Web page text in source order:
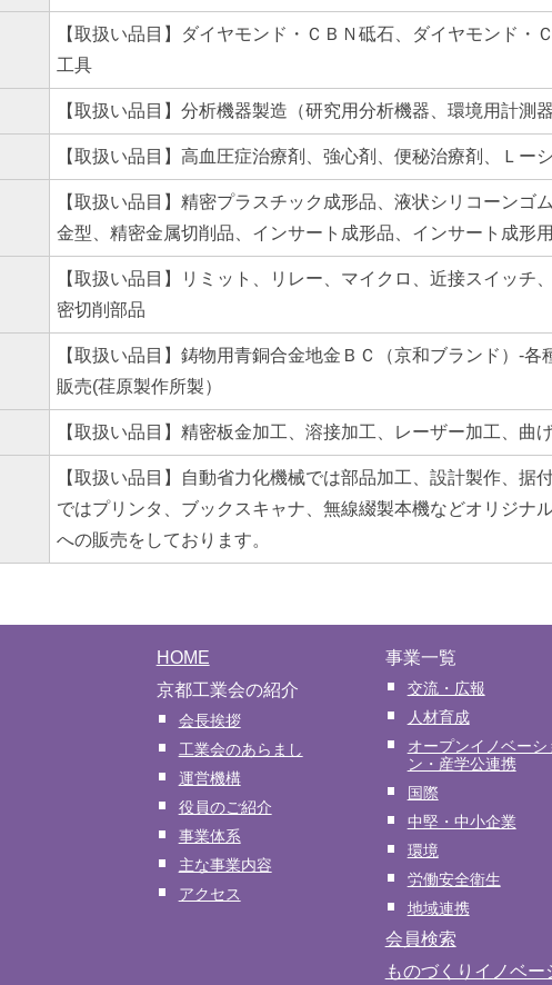
【取扱い品目】ダイヤモンド・ＣＢＮ砥石、ダイヤモンド・
工具
【取扱い品目】分析機器製造（研究用分析機器、環境用計測器
【取扱い品目】高血圧症治療剤、強心剤、便秘治療剤、Ｌー
【取扱い品目】精密プラスチック成形品、液状シリコーンゴ
金型、精密金属切削品、インサート成形品、インサート成形
【取扱い品目】リミット、リレー、マイクロ、近接スイッチ
密切削部品
【取扱い品目】鋳物用青銅合金地金ＢＣ（京和ブランド）-
販売(荏原製作所製）
【取扱い品目】精密板金加工、溶接加工、レーザー加工、曲
【取扱い品目】自動省力化機械では部品加工、設計製作、据
ではプリンタ、ブックスキャナ、無線綴製本機などオリジナ
への販売をしております。
HOME
京都工業会の紹介
会長挨拶
工業会のあらまし
運営機構
役員のご紹介
事業体系
主な事業内容
アクセス
事業一覧
交流・広報
人材育成
オープンイノベーシ
ン・産学公連携
国際
中堅・中小企業
環境
労働安全衛生
地域連携
会員検索
ものづくりイノベー